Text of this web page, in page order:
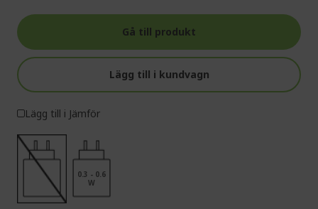
Gå till produkt
Lägg till i kundvagn
Lägg till i Jämför
0.3 - 0.6
W